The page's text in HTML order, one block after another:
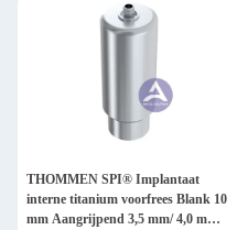
THOMMEN SPI® Implantaat
interne titanium voorfrees Blank 10
mm Aangrijpend 3,5 mm/ 4,0 mm/